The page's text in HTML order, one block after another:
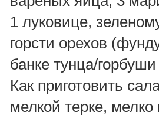
1 луковице,
горсти орехов
банке тунца/
Как приготовить
мелкой терке,